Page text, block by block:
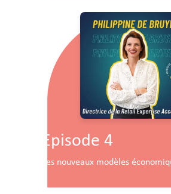
Episode 4
Les nouveaux modèles